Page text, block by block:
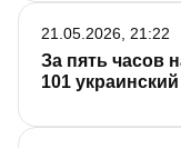
За пять часов
101
21.05.2026, 21:22